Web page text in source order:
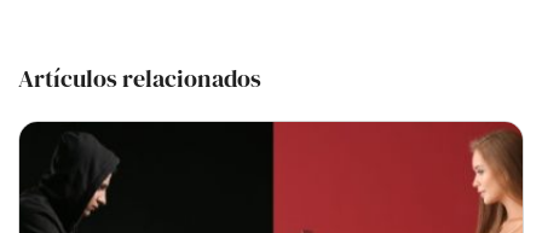
Artículos relacionados